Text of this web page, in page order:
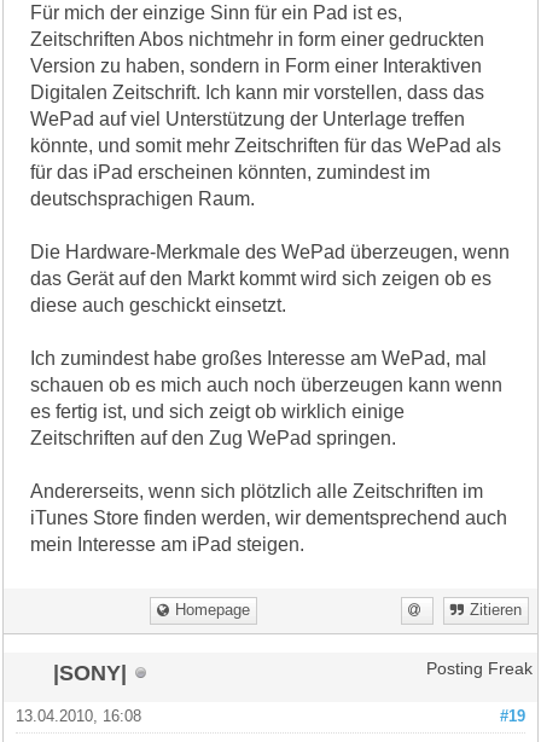
Für mich der einzige Sinn für ein Pad ist es,
Zeitschriften Abos nichtmehr in form einer gedruckten
Version zu haben, sondern in Form einer Interaktiven
Digitalen Zeitschrift. Ich kann mir vorstellen, dass das
WePad auf viel Unterstützung der Unterlage treffen
könnte, und somit mehr Zeitschriften für das WePad als
für das iPad erscheinen könnten, zumindest im
deutschsprachigen Raum.
Die Hardware-Merkmale des WePad überzeugen, wenn
das Gerät auf den Markt kommt wird sich zeigen ob es
diese auch geschickt einsetzt.
Ich zumindest habe großes Interesse am WePad, mal
schauen ob es mich auch noch überzeugen kann wenn
es fertig ist, und sich zeigt ob wirklich einige
Zeitschriften auf den Zug WePad springen.
Andererseits, wenn sich plötzlich alle Zeitschriften im
iTunes Store finden werden, wir dementsprechend auch
mein Interesse am iPad steigen.
Homepage Zitieren
|SONY| Posting Freak
#19
13.04.2010, 16:08